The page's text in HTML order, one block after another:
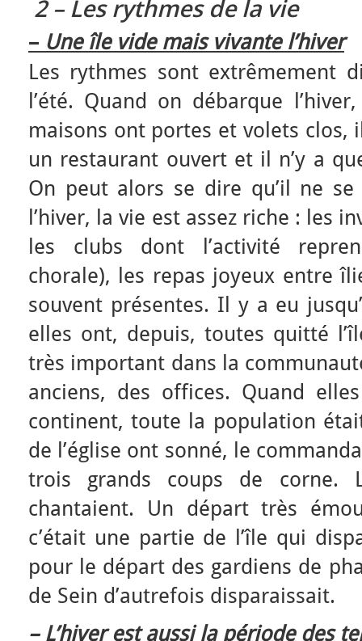
2 – Les rythmes de la vie
– Une île vide mais vivante l’hiver
Les rythmes sont extrêmement
l’été. Quand on débarque
maisons ont portes et volets clos,
un restaurant ouvert et il n’y a
On peut alors se dire qu’il ne
l’hiver, la vie est assez riche : les
les clubs dont l’activité
chorale), les repas joyeux entre
souvent présentes. Il y a eu
elles ont, depuis, toutes quitté
très important dans la
anciens, des offices. Quand
continent, toute la population
de l’église ont sonné, le
trois grands coups de corne.
chantaient. Un départ très
c’était une partie de l’île qui
pour le départ des gardiens de
de Sein d’autrefois disparaissait.
– L’hiver est aussi la période des